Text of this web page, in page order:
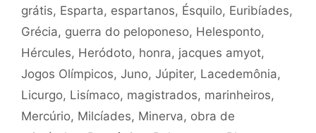
grátis, Esparta, espartanos, Ésquilo, Euribíades,
Grécia, guerra do peloponeso, Helesponto,
Hércules, Heródoto, honra, jacques amyot,
Jogos Olímpicos, Juno, Júpiter, Lacedemônia,
Licurgo, Lisímaco, magistrados, marinheiros,
Mercúrio, Milcíades, Minerva, obra de